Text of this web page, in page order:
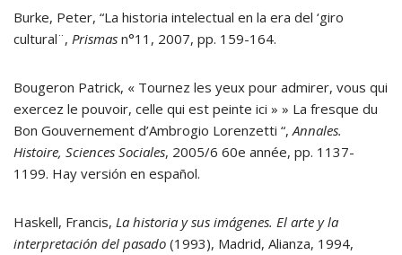
Burke, Peter, “La historia intelectual en la era del ‘giro
cultural¨, Prismas n°11, 2007, pp. 159-164.
Bougeron Patrick, « Tournez les yeux pour admirer, vous qui
exercez le pouvoir, celle qui est peinte ici » » La fresque du
Bon Gouvernement d’Ambrogio Lorenzetti “,Annales.
Histoire, Sciences Sociales, 2005/6 60e année, pp. 1137-
1199. Hay versión en español.
Haskell, Francis, La historia y sus imágenes. El arte y la
interpretación del pasado (1993), Madrid, Alianza, 1994,